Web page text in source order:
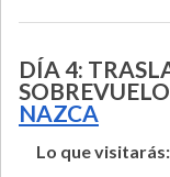
DÍA 4:
NAZCA
Lo que visitarás: